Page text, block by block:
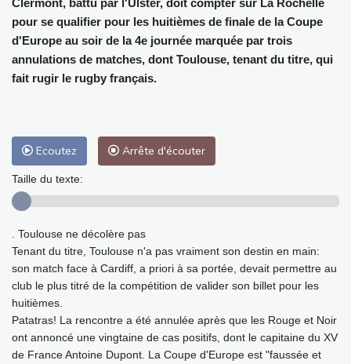
pour se qualifier pour les huitièmes de finale de la Coupe
d'Europe au soir de la 4e journée marquée par trois
annulations de matches, dont Toulouse, tenant du titre, qui
fait rugir le rugby français.
Ecoutez Arrête d'écouter
Taille du texte:
. Toulouse ne décolère pas
Tenant du titre, Toulouse n'a pas vraiment son destin en main:
son match face à Cardiff, a priori à sa portée, devait permettre au
club le plus titré de la compétition de valider son billet pour les
huitièmes.
Patatras! La rencontre a été annulée après que les Rouge et Noir
ont annoncé une vingtaine de cas positifs, dont le capitaine du XV
de France Antoine Dupont. La Coupe d'Europe est "faussée et